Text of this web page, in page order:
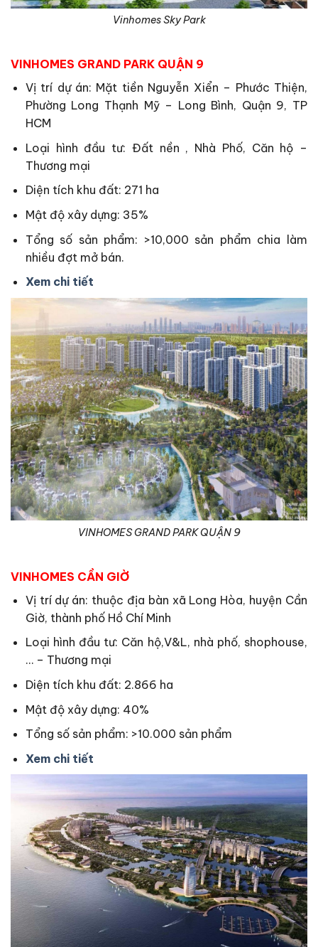
Vinhomes Sky Park
VINHOMES GRAND PARK QUẬN 9
Vị trí dự án: Mặt tiền Nguyễn Xiển – Phước Thiện,
Phường Long Thạnh Mỹ – Long Bình, Quận 9, TP
HCM
Loại hình đầu tư: Đất nền , Nhà Phố, Căn hộ –
Thương mại
Diện tích khu đất: 271 ha
Mật độ xây dựng: 35%
Tổng số sản phẩm: >10,000 sản phẩm chia làm
nhiều đợt mở bán.
Xem chi tiết
VINHOMES GRAND PARK QUẬN 9
VINHOMES CẦN GIỜ
Vị trí dự án: thuộc địa bàn xã Long Hòa, huyện Cần
Giờ, thành phố Hồ Chí Minh
Loại hình đầu tư: Căn hộ,V&L, nhà phố, shophouse,
… – Thương mại
Diện tích khu đất: 2.866 ha
Mật độ xây dựng: 40%
Tổng số sản phẩm: >10.000 sản phẩm
Xem chi tiết